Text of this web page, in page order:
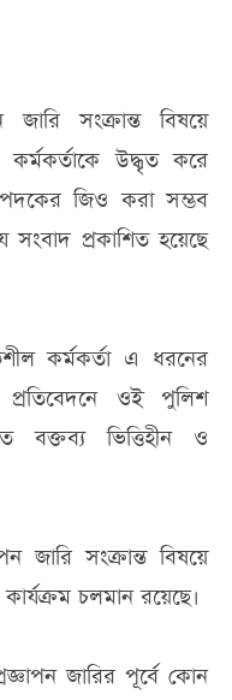
সংক্রান্ত বিষয়ে
উদ্ধৃত করে
পদকের জিও করা সম্ভব
সংবাদ প্রকাশিত হয়েছে
কর্মকর্তা এ ধরনের
প্রতিবেদনে ওই পুলিশ
বক্তব্য ভিত্তিহীন ও
জারি সংক্রান্ত বিষয়ে
চলমান রয়েছে।
জারির পূর্বে কোন